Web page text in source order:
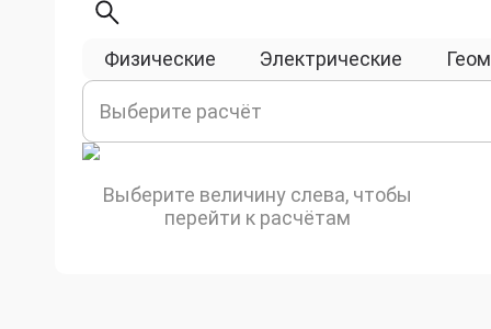
Физические Электрические
Выберите расчёт
Выберите величину слева, чтобы
перейти к расчётам